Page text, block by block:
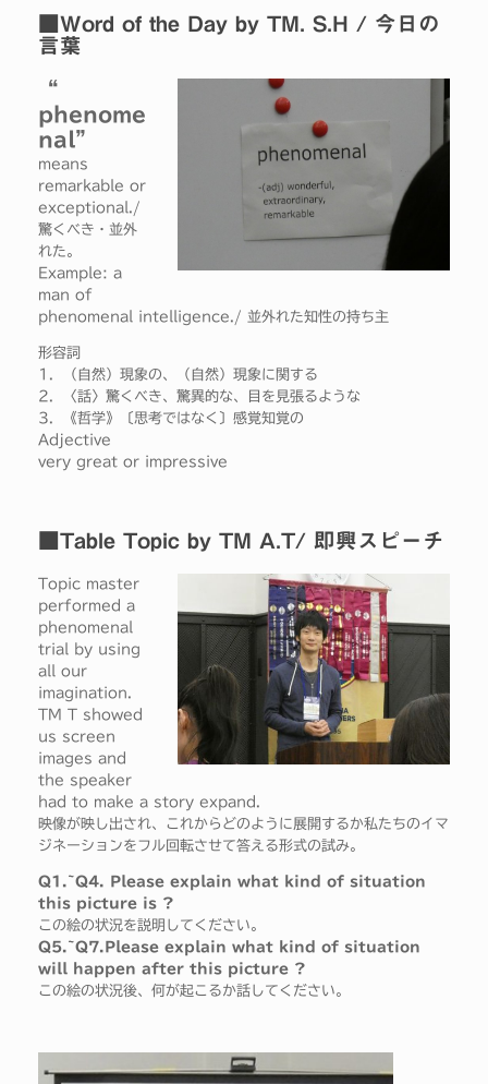
■Word of the Day by TM. S.H / 今日の
言葉
“
phenome
nal”
means
remarkable or
exceptional./
驚くべき・並外
れた。
Example: a
man of
phenomenal intelligence./ 並外れた知性の持ち主
形容詞
1．（自然）現象の、（自然）現象に関する
2．〈話〉驚くべき、驚異的な、目を見張るような
3．《哲学》〔思考ではなく〕感覚知覚の
Adjective
very great or impressive
■Table Topic by TM A.T/ 即興スピーチ
Topic master
performed a
phenomenal
trial by using
all our
imagination.
TM T showed
us screen
images and
the speaker
had to make a story expand.
映像が映し出され、これからどのように展開するか私たちのイマ
ジネーションをフル回転させて答える形式の試み。
Q1.~Q4. Please explain what kind of situation
this picture is ?
この絵の状況を説明してください。
Q5.~Q7.Please explain what kind of situation
will happen after this picture ?
この絵の状況後、何が起こるか話してください。